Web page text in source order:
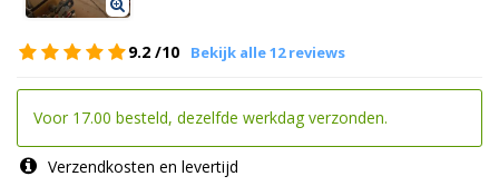
9.2 /10 Bekijk alle 12 reviews
Voor 17.00 besteld, dezelfde werkdag verzonden.
Verzendkosten en levertijd